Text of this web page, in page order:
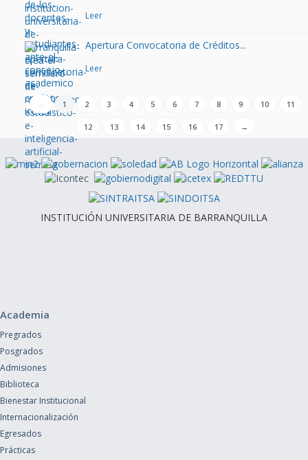
Leer
Apertura Convocatoria de Créditos...
Leer
← 1 2 3 4 5 6 7 8 9 10 11
12 13 14 15 16 17 →
INSTITUCIÓN UNIVERSITARIA DE BARRANQUILLA
Academia
Pregrados
Posgrados
Admisiones
Biblioteca
Bienestar Institucional
Internacionalización
Egresados
Prácticas